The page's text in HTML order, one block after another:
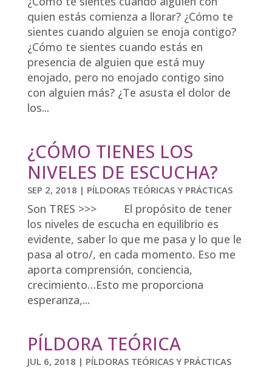
quien estás comienza a llorar? ¿Cómo te
sientes cuando alguien se enoja contigo?
¿Cómo te sientes cuando estás en
presencia de alguien que está muy
enojado, pero no enojado contigo sino
con alguien más? ¿Te asusta el dolor de
los...
¿CÓMO TIENES LOS
NIVELES DE ESCUCHA?
SEP 2, 2018 | PÍLDORAS TEÓRICAS Y PRÁCTICAS
Son TRES >>> El propósito de tener
los niveles de escucha en equilibrio es
evidente, saber lo que me pasa y lo que le
pasa al otro/, en cada momento. Eso me
aporta comprensión, conciencia,
crecimiento…Esto me proporciona
esperanza,...
PÍLDORA TEÓRICA
JUL 6, 2018 | PÍLDORAS TEÓRICAS Y PRÁCTICAS